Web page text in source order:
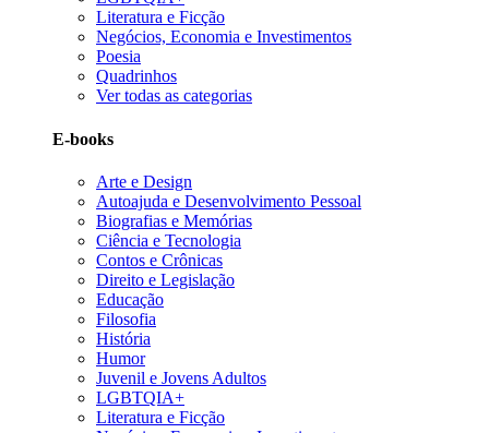
Literatura e Ficção
Negócios, Economia e Investimentos
Poesia
Quadrinhos
Ver todas as categorias
E-books
Arte e Design
Autoajuda e Desenvolvimento Pessoal
Biografias e Memórias
Ciência e Tecnologia
Contos e Crônicas
Direito e Legislação
Educação
Filosofia
História
Humor
Juvenil e Jovens Adultos
LGBTQIA+
Literatura e Ficção